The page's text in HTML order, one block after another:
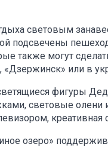
световым
подсвечены
также могут
«Дзержинск» или в
фигуры
световые олени
креативная
озеро»